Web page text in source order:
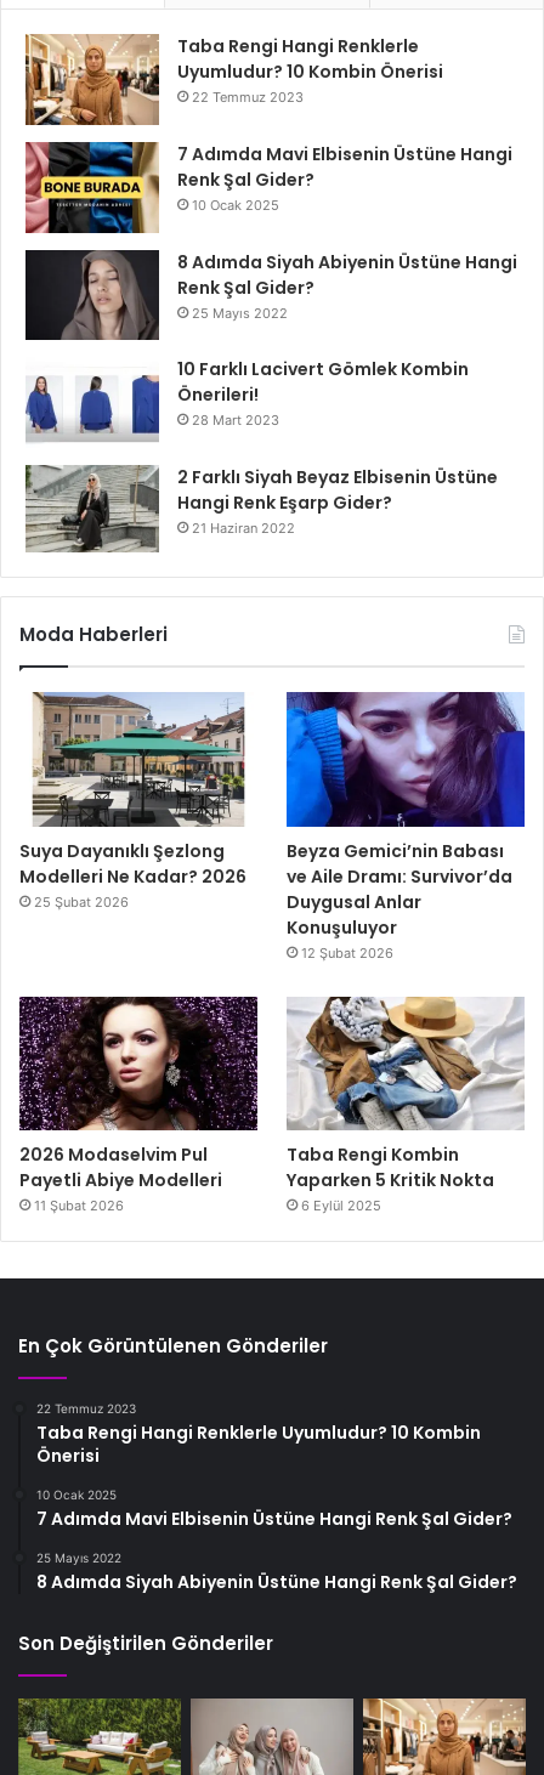
Taba Rengi Hangi Renklerle
Uyumludur? 10 Kombin Önerisi
22 Temmuz 2023
7 Adımda Mavi Elbisenin Üstüne Hangi
Renk Şal Gider?
10 Ocak 2025
8 Adımda Siyah Abiyenin Üstüne Hangi
Renk Şal Gider?
25 Mayıs 2022
10 Farklı Lacivert Gömlek Kombin
Önerileri!
28 Mart 2023
2 Farklı Siyah Beyaz Elbisenin Üstüne
Hangi Renk Eşarp Gider?
21 Haziran 2022
Moda Haberleri
Suya Dayanıklı Şezlong
Modelleri Ne Kadar? 2026
25 Şubat 2026
Beyza Gemici’nin Babası
ve Aile Dramı: Survivor’da
Duygusal Anlar
Konuşuluyor
12 Şubat 2026
2026 Modaselvim Pul
Payetli Abiye Modelleri
11 Şubat 2026
Taba Rengi Kombin
Yaparken 5 Kritik Nokta
6 Eylül 2025
En Çok Görüntülenen Gönderiler
22 Temmuz 2023
Taba Rengi Hangi Renklerle Uyumludur? 10 Kombin
Önerisi
10 Ocak 2025
7 Adımda Mavi Elbisenin Üstüne Hangi Renk Şal Gider?
25 Mayıs 2022
8 Adımda Siyah Abiyenin Üstüne Hangi Renk Şal Gider?
Son Değiştirilen Gönderiler